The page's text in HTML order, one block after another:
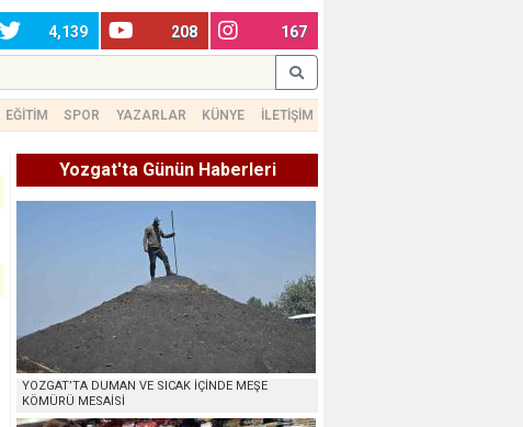
4,139 208 167
EĞİTİM SPOR YAZARLAR KÜNYE İLETİŞİM
Yozgat'ta Günün Haberleri
YOZGAT’TA DUMAN VE SICAK İÇİNDE MEŞE
KÖMÜRÜ MESAİSİ